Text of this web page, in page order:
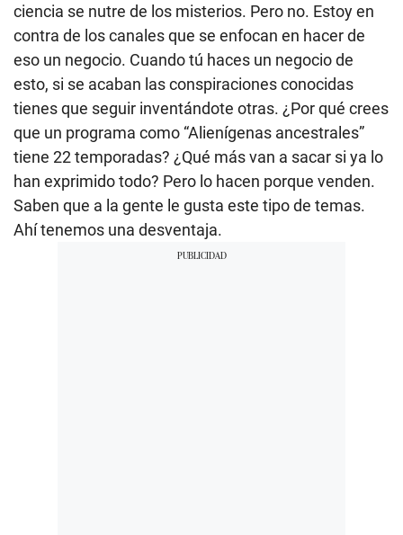
ciencia se nutre de los misterios. Pero no. Estoy en
contra de los canales que se enfocan en hacer de
eso un negocio. Cuando tú haces un negocio de
esto, si se acaban las conspiraciones conocidas
tienes que seguir inventándote otras. ¿Por qué crees
que un programa como “Alienígenas ancestrales”
tiene 22 temporadas? ¿Qué más van a sacar si ya lo
han exprimido todo? Pero lo hacen porque venden.
Saben que a la gente le gusta este tipo de temas.
Ahí tenemos una desventaja.